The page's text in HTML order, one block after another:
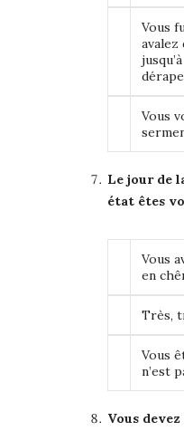
Vous
avalez
Vous
Le jour de
état êtes
Vous
en
Très,
Vous
n’est
Vous